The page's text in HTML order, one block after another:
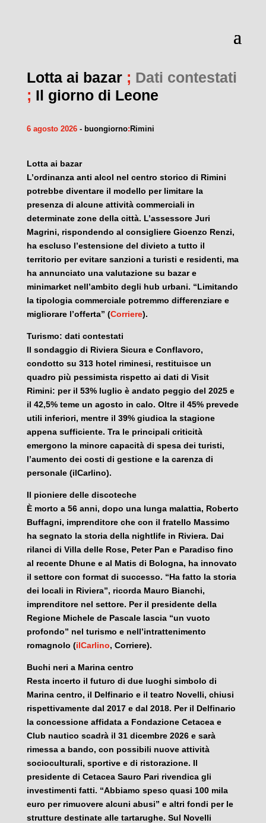
Lotta ai bazar; Dati contestati
; Il giorno di Leone
6 agosto 2026- buongiorno: Rimini
Lotta ai bazar
L’ordinanza anti alcol nel centro storico di Rimini
potrebbe diventare il modello per limitare la
presenza di alcune attività commerciali in
determinate zone della città. L’assessore Juri
Magrini, rispondendo al consigliere Gioenzo Renzi,
ha escluso l’estensione del divieto a tutto il
territorio per evitare sanzioni a turisti e residenti, ma
ha annunciato una valutazione su bazar e
minimarket nell’ambito degli hub urbani. “Limitando
la tipologia commerciale potremmo differenziare e
migliorare l’offerta” (Corriere).
Turismo: dati contestati
Il sondaggio di Riviera Sicura e Conflavoro,
condotto su 313 hotel riminesi, restituisce un
quadro più pessimista rispetto ai dati di Visit
Rimini: per il 53% luglio è andato peggio del 2025 e
il 42,5% teme un agosto in calo. Oltre il 45% prevede
utili inferiori, mentre il 39% giudica la stagione
appena sufficiente. Tra le principali criticità
emergono la minore capacità di spesa dei turisti,
l’aumento dei costi di gestione e la carenza di
personale (ilCarlino).
Il pioniere delle discoteche
È morto a 56 anni, dopo una lunga malattia, Roberto
Buffagni, imprenditore che con il fratello Massimo
ha segnato la storia della nightlife in Riviera. Dai
rilanci di Villa delle Rose, Peter Pan e Paradiso fino
al recente Dhune e al Matis di Bologna, ha innovato
il settore con format di successo. “Ha fatto la storia
dei locali in Riviera”, ricorda Mauro Bianchi,
imprenditore nel settore. Per il presidente della
Regione Michele de Pascale lascia “un vuoto
profondo” nel turismo e nell’intrattenimento
romagnolo (ilCarlino, Corriere).
Buchi neri a Marina centro
Resta incerto il futuro di due luoghi simbolo di
Marina centro, il Delfinario e il teatro Novelli, chiusi
rispettivamente dal 2017 e dal 2018. Per il Delfinario
la concessione affidata a Fondazione Cetacea e
Club nautico scadrà il 31 dicembre 2026 e sarà
rimessa a bando, con possibili nuove attività
socioculturali, sportive e di ristorazione. Il
presidente di Cetacea Sauro Pari rivendica gli
investimenti fatti. “Abbiamo speso quasi 100 mila
euro per rimuovere alcuni abusi” e altri fondi per le
strutture destinate alle tartarughe. Sul Novelli